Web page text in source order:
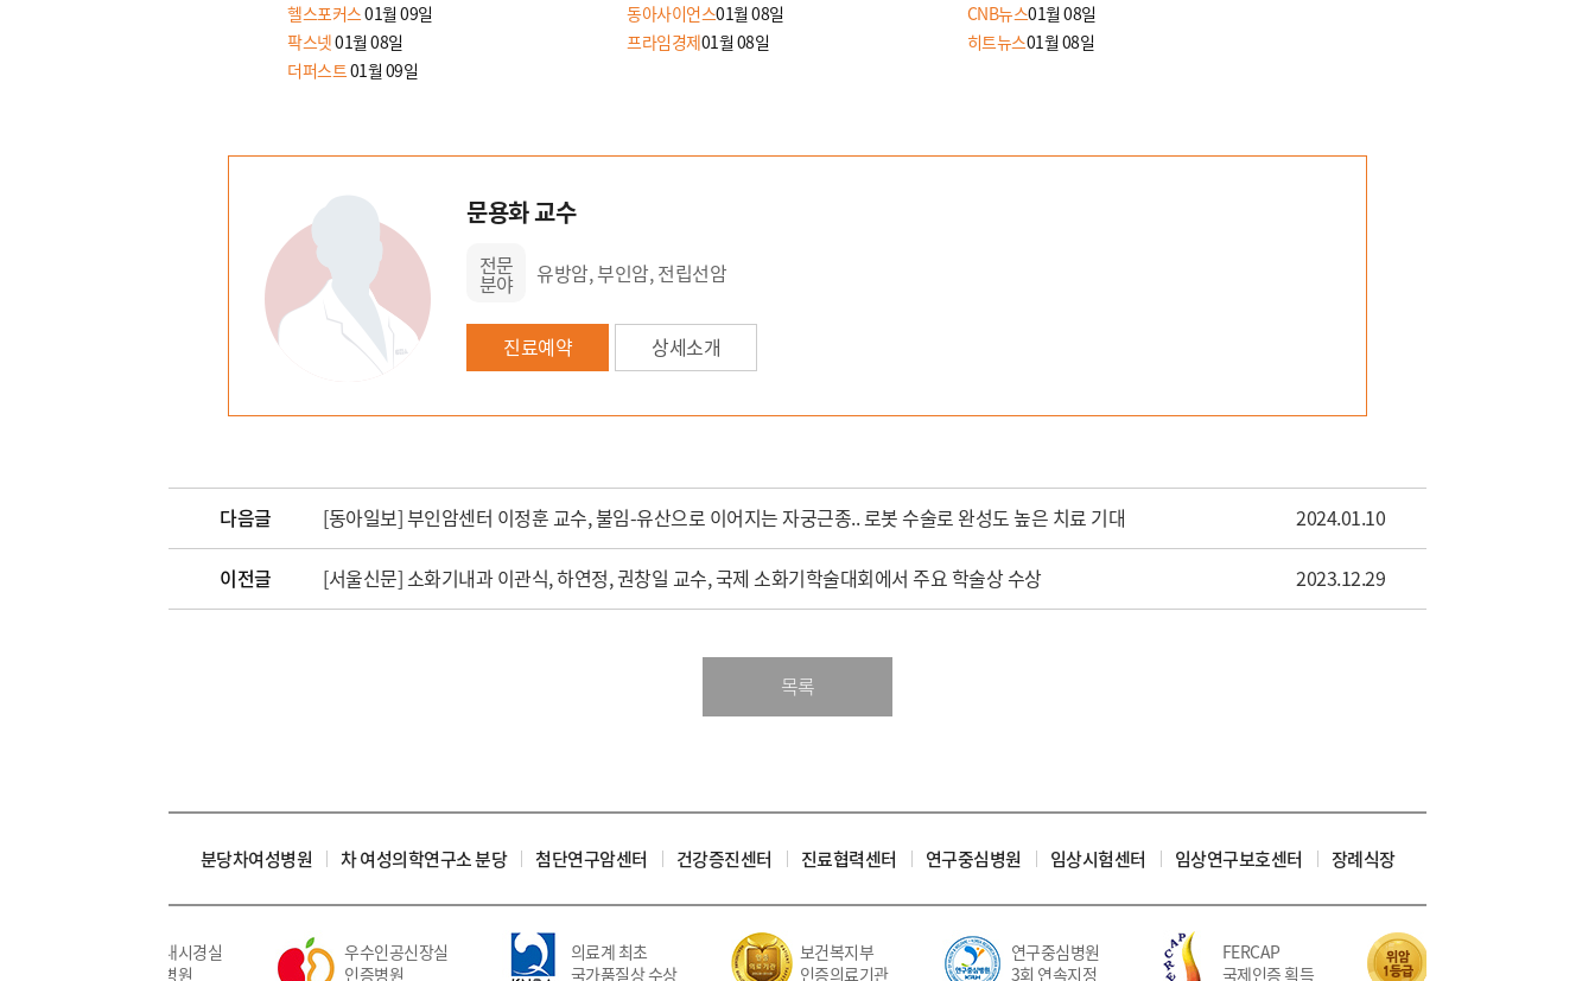
헬스포커스01월 09일 동아사이언스01월 08일 CNB뉴스01월 08일
팍스넷01월 08일 프라임경제01월 08일 히트뉴스01월 08일
더퍼스트01월 09일
문용화 교수
전문
분야 유방암, 부인암, 전립선암
진료예약 상세소개
다음글 [동아일보] 부인암센터 이정훈 교수, 불임-유산으로 이어지는 자궁근종.. 로봇 수술로 완성도 높은 치료 기대 2024.01.10
이전글 [서울신문] 소화기내과 이관식, 하연정, 권창일 교수, 국제 소화기학술대회에서 주요 학술상 수상 2023.12.29
목록
분당차여성병원 차 여성의학연구소 분당 첨단연구암센터 건강증진센터 진료협력센터 연구중심병원 임상시험센터 임상연구보호센터 장례식장
우수내시경실
인증병원
우수인공신장실
인증병원
의료계 최초
국가품질상 수상
보건복지부
인증의료기관
연구중심병원
3회 연속지정
FERCAP
국제인증 획득
위암 치료 5회 연속
적정성평가 1등급